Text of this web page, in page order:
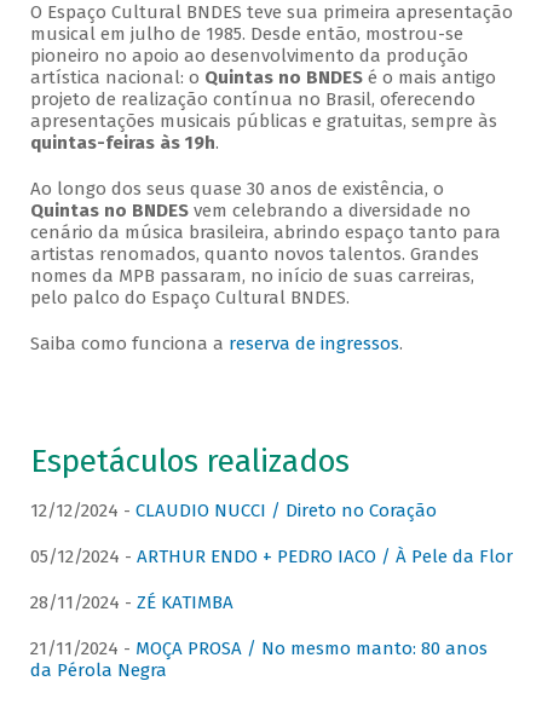
O Espaço Cultural BNDES teve sua primeira apresentação
musical em julho de 1985. Desde então, mostrou-se
pioneiro no apoio ao desenvolvimento da produção
artística nacional: o Quintas no BNDESé o mais antigo
projeto de realização contínua no Brasil, oferecendo
apresentações musicais públicas e gratuitas, sempre às
quintas-feiras às 19h.
Ao longo dos seus quase 30 anos de existência, o
Quintas no BNDESvem celebrando a diversidade no
cenário da música brasileira, abrindo espaço tanto para
artistas renomados, quanto novos talentos. Grandes
nomes da MPB passaram, no início de suas carreiras,
pelo palco do Espaço Cultural BNDES.
Saiba como funciona a reserva de ingressos.
Espetáculos realizados
12/12/2024 - CLAUDIO NUCCI / Direto no Coração
05/12/2024 - ARTHUR ENDO + PEDRO IACO / À Pele da Flor
28/11/2024 - ZÉ KATIMBA
21/11/2024 - MOÇA PROSA / No mesmo manto: 80 anos
da Pérola Negra